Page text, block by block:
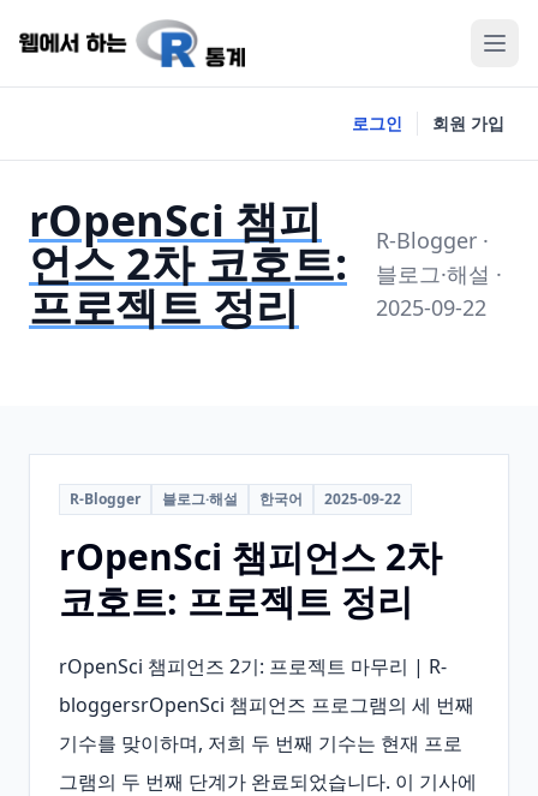
로그인 회원 가입
rOpenSci 챔피
언스 2차 코호트:
프로젝트 정리
R-Blogger ·
블로그·해설 ·
2025-09-22
R-Blogger 블로그·해설 한국어 2025-09-22
rOpenSci 챔피언스 2차
코호트: 프로젝트 정리
rOpenSci 챔피언즈 2기: 프로젝트 마무리 | R-
bloggersrOpenSci 챔피언즈 프로그램의 세 번째
기수를 맞이하며, 저희 두 번째 기수는 현재 프로
그램의 두 번째 단계가 완료되었습니다. 이 기사에